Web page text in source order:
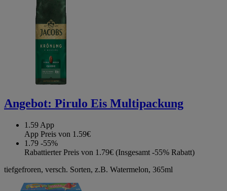
Angebot: Pirulo Eis Multipackung
1.59 App
App Preis von 1.59€
1.79 -55%
Rabattierter Preis von 1.79€ (Insgesamt -55% Rabatt)
tiefgefroren, versch. Sorten, z.B. Watermelon, 365ml